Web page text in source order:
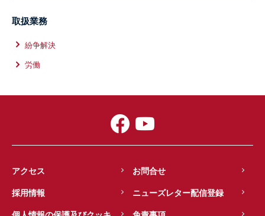
取扱業務
紛争解決
労働
アクセス
お問合せ
採用情報
ニューズレター配信登録